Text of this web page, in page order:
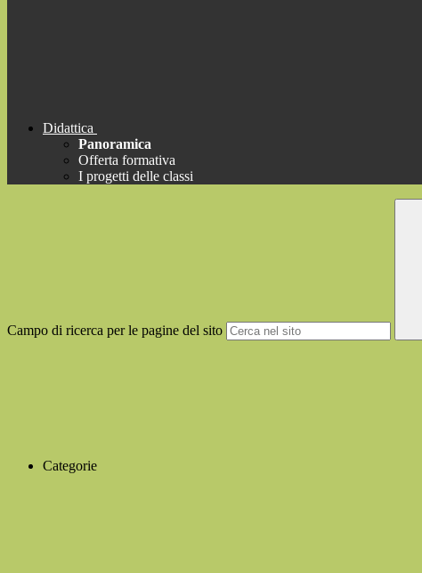
Didattica
Panoramica
Offerta formativa
I progetti delle classi
Campo di ricerca per le pagine del sito
Categorie